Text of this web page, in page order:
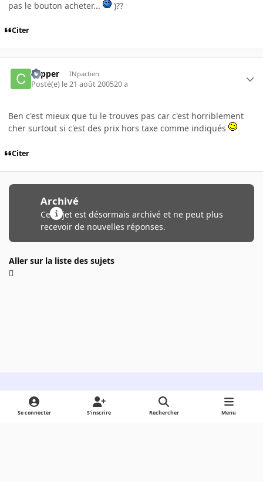
pas le bouton acheter...
)??
Citer
copper INpactien
Posté(e) le 21 août 200520 a
Ben c'est mieux que tu le trouves pas car c'est horriblement
cher surtout si c'est des prix hors taxe comme indiqués
Citer
Archivé
Ce sujet est désormais archivé et ne peut plus
recevoir de nouvelles réponses.
Aller sur la liste des sujets
Light ModeDark ModeSystem Preference
Se connecter S’inscrire Rechercher Menu